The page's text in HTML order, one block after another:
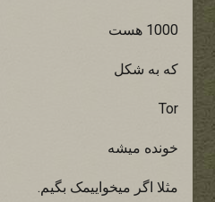
1000 هست
که به شکل
Tor
خونده میشه
مثلا اگر میخواییمک بگیم.